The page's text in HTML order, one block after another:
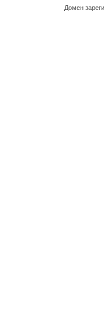
Домен